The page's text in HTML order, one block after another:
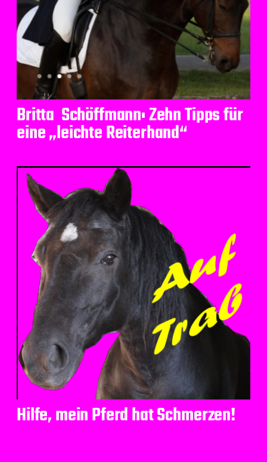
Britta Schöffmann: Zehn Tipps für
eine „leichte Reiterhand“
Hilfe, mein Pferd hat Schmerzen!